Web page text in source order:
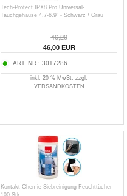
Tech-Protect IPX8 Pro Universal-
Tauchgehäuse 4.7-6.9" - Schwarz / Grau
46,20
46,00EUR
ART. NR.: 3017286
inkl. 20 % MwSt. zzgl.
VERSANDKOSTEN
Kontakt Chemie Siebreinigung Feuchttücher -
100 Stk